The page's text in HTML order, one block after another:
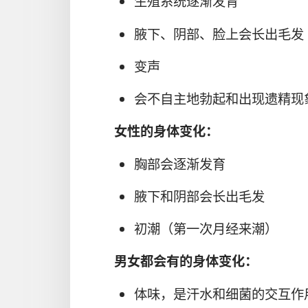
腋下、阴部、脸上会长出毛发
变声
会不自主地勃起和出现遗精现
女性的身体变化：
胸部会逐渐发育
腋下和阴部会长出毛发
初潮（第一次月经来潮）
男女都会有的身体变化：
体味，是汗水和细菌的交互作